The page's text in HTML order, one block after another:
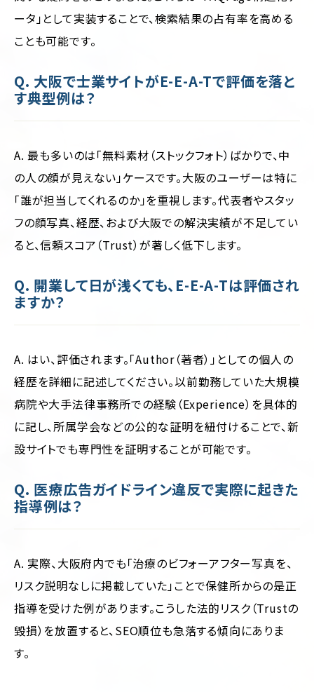
ータ」として実装することで、検索結果の占有率を高める
ことも可能です。
Q. 大阪で士業サイトがE-E-A-Tで評価を落と
す典型例は？
A. 最も多いのは「無料素材（ストックフォト）ばかりで、中
の人の顔が見えない」ケースです。大阪のユーザーは特に
「誰が担当してくれるのか」を重視します。代表者やスタッ
フの顔写真、経歴、および大阪での解決実績が不足してい
ると、信頼スコア（Trust）が著しく低下します。
Q. 開業して日が浅くても、E-E-A-Tは評価され
ますか？
A. はい、評価されます。「Author（著者）」としての個人の
経歴を詳細に記述してください。以前勤務していた大規模
病院や大手法律事務所での経験（Experience）を具体的
に記し、所属学会などの公的な証明を紐付けることで、新
設サイトでも専門性を証明することが可能です。
Q. 医療広告ガイドライン違反で実際に起きた
指導例は？
A. 実際、大阪府内でも「治療のビフォーアフター写真を、
リスク説明なしに掲載していた」ことで保健所からの是正
指導を受けた例があります。こうした法的リスク（Trustの
毀損）を放置すると、SEO順位も急落する傾向にありま
す。